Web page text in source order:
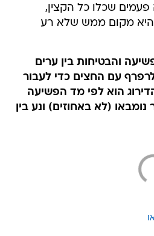
שכלו כל הקצין,
היא מקום ממש שלא רע
והבטיחות בין ערים
עם החצים כדי לעבור
הוא לפי מד הפשיעה
(לא באחוזים) ונע בין